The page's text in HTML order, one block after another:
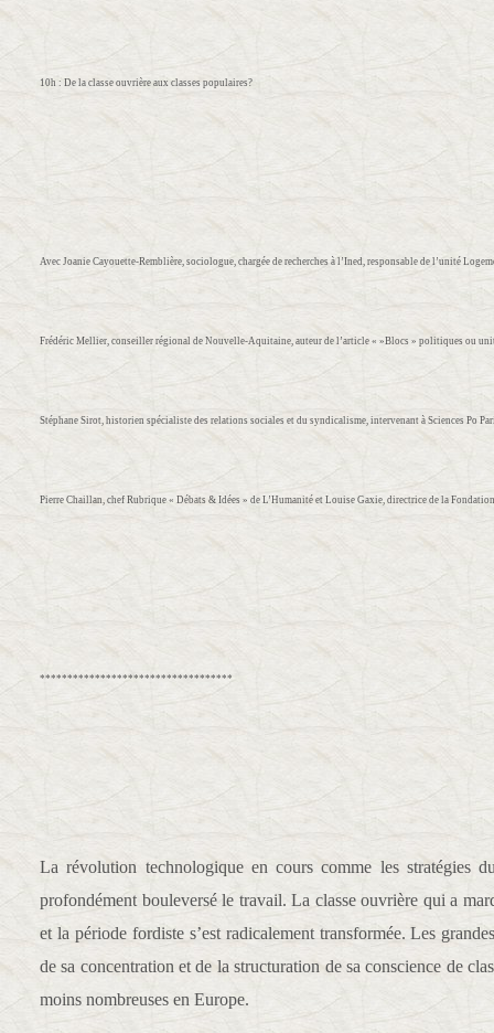
10h : De la classe ouvrière aux classes populaires?
Avec Joanie Cayouette-Remblière, sociologue, chargée de recherches à l’Ined, responsable de l’unité
Frédéric Mellier, conseiller régional de Nouvelle-Aquitaine, auteur de l’article « »Blocs » politiques ou
Stéphane Sirot, historien spécialiste des relations sociales et du syndicalisme, intervenant à Sciences Po
Pierre Chaillan, chef Rubrique « Débats & Idées » de L’Humanité et Louise Gaxie, directrice de la
***********************************
La révolution technologique en cours comme les stratégies
profondément bouleversé le travail. La classe ouvrière qui a
et la période fordiste s’est radicalement transformée. Les
de sa concentration et de la structuration de sa conscience de
moins nombreuses en Europe.